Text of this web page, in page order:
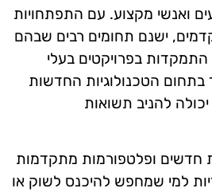
ואנשי מקצוע. עם התפתחויות
ישנם תחומים רבים שבהם
התמקדות בפרויקטים בעלי
בתחום הטכנולוגיות החדשות
להניב תשואות
חדשים ופלטפורמות מתקדמות
למי שמחפש להיכנס לשוק או